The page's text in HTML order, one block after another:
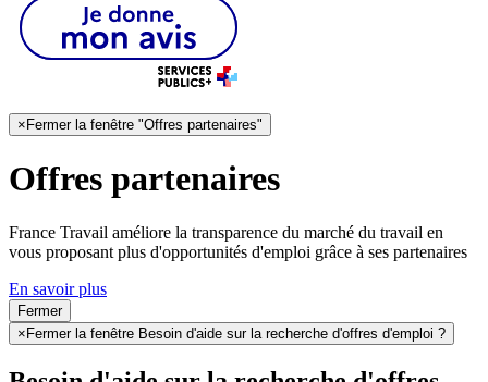
× Fermer la fenêtre "Offres partenaires"
Offres partenaires
France Travail améliore la transparence du marché du travail en
vous proposant plus d'opportunités d'emploi grâce à ses partenaires
En savoir plus
Fermer
× Fermer la fenêtre Besoin d'aide sur la recherche d'offres d'emploi ?